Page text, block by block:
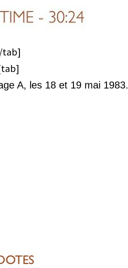
tab]
A, les 18 et 19 mai 1983.